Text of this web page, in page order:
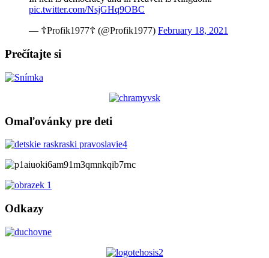
pic.twitter.com/NsjGHq9OBC
— ☦Profik1977☦ (@Profik1977) February 18, 2021
Prečítajte si
Omaľovánky pre deti
Odkazy